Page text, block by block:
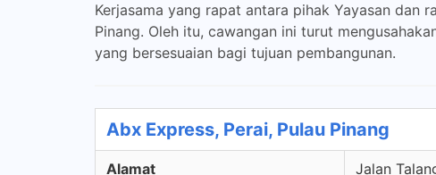
Kerjasama yang rapat antara pihak Yayasan dan
Pinang. Oleh itu, cawangan ini turut
yang bersesuaian bagi tujuan pembangunan.
Abx Express, Perai, Pulau Pinang
Alamat Jalan